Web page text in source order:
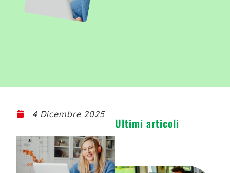
4 Dicembre 2025
Ultimi articoli